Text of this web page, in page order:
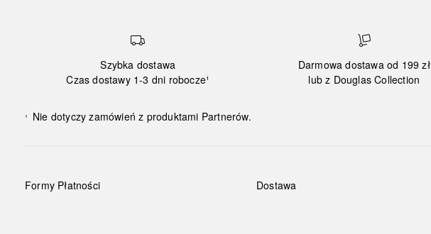
Szybka dostawa
Czas dostawy 1-3 dni robocze¹
Darmowa dostawa od 199 zł
lub z Douglas Collection
¹ Nie dotyczy zamówień z produktami Partnerów.
Formy Płatności Dostawa